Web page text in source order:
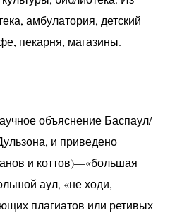
амбулатория, детский
пекарня, магазины.
объяснение Баспаул/
и приведено
и коттов)—«большая
аул, «не ходи,
плагиатов или ретивых